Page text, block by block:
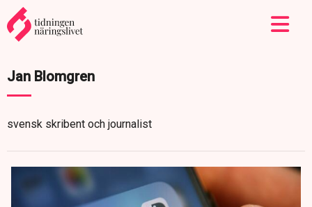
Jan Blomgren
svensk skribent och journalist